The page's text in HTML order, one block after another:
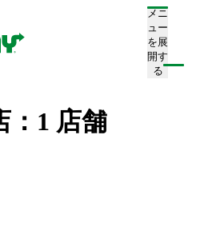
メニ
ュー
を展
開す
る
1 店舗